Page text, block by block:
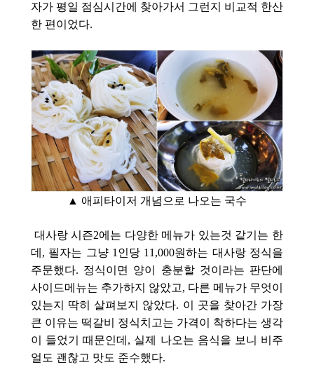
자가 평일 점심시간에 찾아가서 그런지 비교적 한산
한 편이었다.
▲ 애피타이저 개념으로 나오는 국수
대사랑 시즌2에는 다양한 메뉴가 있는것 같기는 한
데, 필자는 그냥 1인당 11,000원하는 대사랑 정식을
주문했다. 정식이면 양이 충분할 것이라는 판단에
사이드메뉴는 추가하지 않았고, 다른 메뉴가 무엇이
있는지 딱히 살펴보지 않았다. 이 곳을 찾아간 가장
큰 이유는 떡갈비 정식치고는 가격이 착하다는 생각
이 들었기 때문인데, 실제 나오는 음식을 보니 비주
얼도 괜찮고 맛도 준수했다.